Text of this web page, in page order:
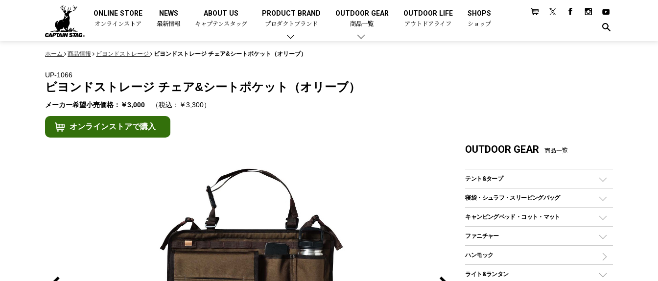
ONLINE STORE
オンラインストア
NEWS
最新情報
ABOUT US
キャプテンスタッグ
PRODUCT BRAND
プロダクトブランド
OUTDOOR GEAR
商品一覧
OUTDOOR LIFE
アウトドアライフ
SHOPS
ショップ
ホーム 商品情報 ビヨンドストレージ ビヨンドストレージ チェア&シートポケット（オリーブ）
UP-1066
ビヨンドストレージ チェア&シートポケット（オリーブ）
メーカー希望小売価格：￥3,000 （税込：￥3,300）
オンラインストアで購入
OUTDOOR GEAR 商品一覧
テント&タープ
テント
ツールームテント
ワンポールテント
シェルターテント
寝袋・シュラフ・スリーピングバッグ
レクタングラー型（封筒型）シュラフ
インナーシュラフ
キャンピングベッド・コット・マット
キャンピングベッド・コット
インフレータブルマット
ファニチャー
アウトドアテーブル
ハンモック
ライト&ランタン